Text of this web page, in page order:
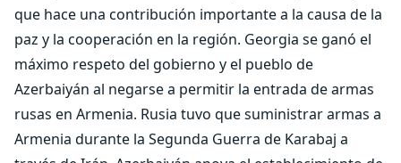
que hace una contribución importante a la causa de la
paz y la cooperación en la región. Georgia se ganó el
máximo respeto del gobierno y el pueblo de
Azerbaiyán al negarse a permitir la entrada de armas
rusas en Armenia. Rusia tuvo que suministrar armas a
Armenia durante la Segunda Guerra de Karabaj a